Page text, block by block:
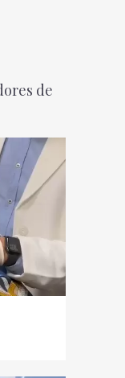
de